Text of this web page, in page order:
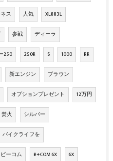
ス 人気 XL883L
参戦 ディーラ
250 250R S 1000 RR
新エンジン ブラウン
オプションプレゼント 12万円
焚火 シルバー
バイクライフを
ビーコム B+COM 6X 6X